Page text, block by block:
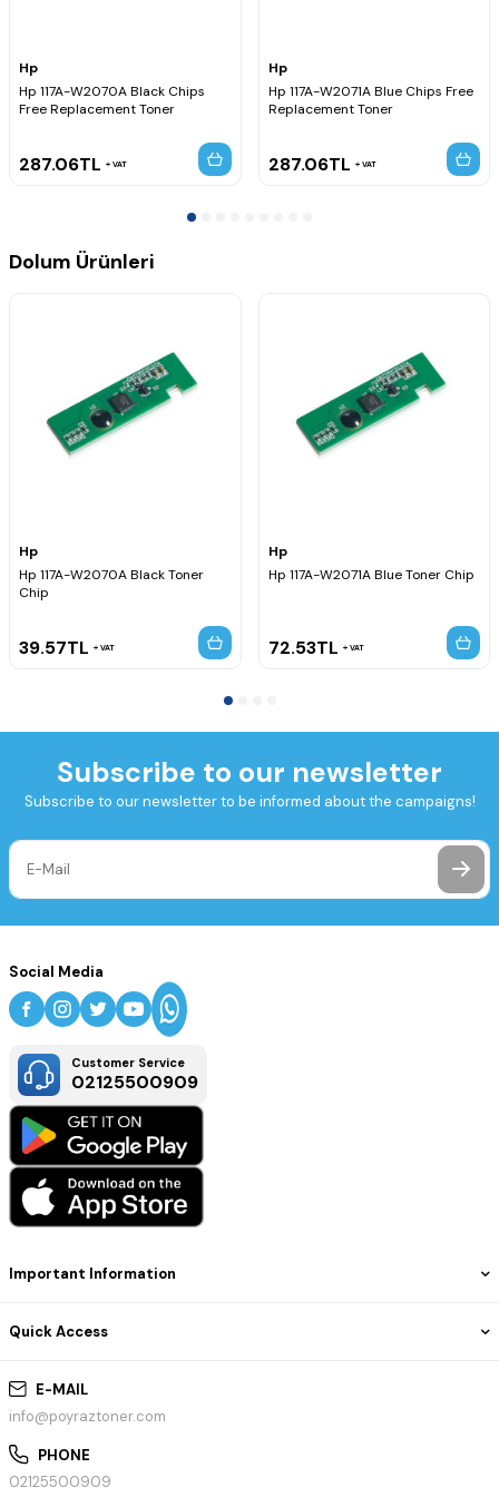
Hp
Hp 117A-W2070A Black Chips
Free Replacement Toner
287.06TL VAT
Hp
Hp 117A-W2071A Blue Chips Free
Replacement Toner
287.06TL VAT
Dolum Ürünleri
Hp
Hp 117A-W2070A Black Toner
Chip
39.57TL VAT
Hp
Hp 117A-W2071A Blue Toner Chip
72.53TL VAT
Subscribe to our newsletter
Subscribe to our newsletter to be informed about the campaigns!
E-MAIL
info@poyraztoner.com
PHONE
02125500909
Important Information
Quick Access
Social Media
Customer Service
02125500909